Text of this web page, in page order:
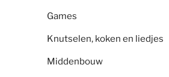
Games
Knutselen, koken en liedjes
Middenbouw